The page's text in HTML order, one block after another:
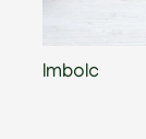
Imbolc